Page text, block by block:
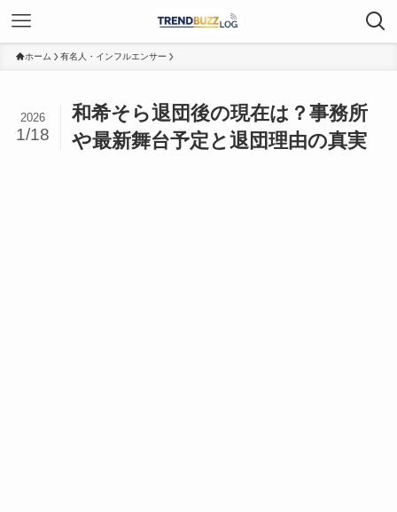
ホーム 有名人・インフルエンサー
和希そら退団後の現在は？事務所
や最新舞台予定と退団理由の真実
2026
1/18